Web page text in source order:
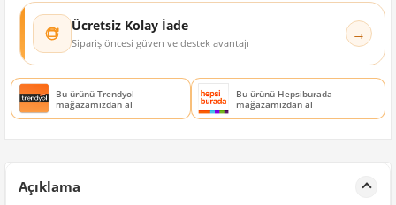
Ücretsiz Kolay İade
Sipariş öncesi güven ve destek avantajı →
Bu ürünü Trendyol
mağazamızdan al
Bu ürünü Hepsiburada
mağazamızdan al
Açıklama